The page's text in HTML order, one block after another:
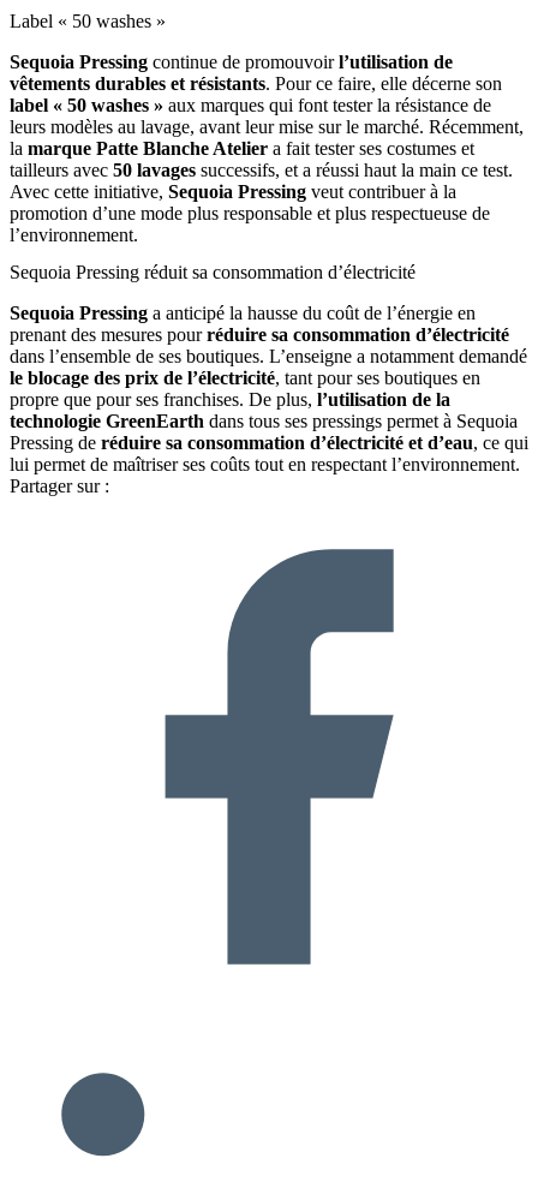
Label « 50 washes »
Sequoia Pressing continue de promouvoirl’utilisation de
vêtements durables et résistants. Pour ce faire, elle décerne son
label « 50 washes » aux marques qui font tester la résistance de
leurs modèles au lavage, avant leur mise sur le marché. Récemment,
la marque Patte Blanche Atelier a fait tester ses costumes et
tailleurs avec 50 lavages successifs, et a réussi haut la main ce test.
Avec cette initiative, Sequoia Pressing veut contribuer à la
promotion d’une mode plus responsable et plus respectueuse de
l’environnement.
Sequoia Pressing réduit sa consommation d’électricité
Sequoia Pressing a anticipé la hausse du coût de l’énergie en
prenant des mesures pourréduire sa consommation d’électricité
dans l’ensemble de ses boutiques. L’enseigne a notamment demandé
le blocage des prix de l’électricité, tant pour ses boutiques en
propre que pour ses franchises. De plus, l’utilisation de la
technologie GreenEarth dans tous ses pressings permet à Sequoia
Pressing de réduire sa consommation d’électricité et d’eau, ce qui
lui permet de maîtriser ses coûts tout en respectant l’environnement.
Partager sur :